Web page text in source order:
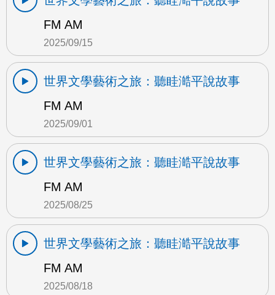
FM AM
2025/09/15
世界文學藝術之旅：聽眭澔平說故事
FM AM
2025/09/01
世界文學藝術之旅：聽眭澔平說故事
FM AM
2025/08/25
世界文學藝術之旅：聽眭澔平說故事
FM AM
2025/08/18